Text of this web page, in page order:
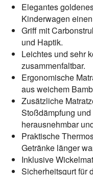
Elegantes
Kinderwagen
Griff mit
und Haptik.
Leichtes und sehr
zusammenfaltbar.
Ergonomische
aus weichem
Zusätzliche
Stoßdämpfung
herausnehmbar
Praktische
Getränke länger
Inklusive
Sicherheitsgurt für